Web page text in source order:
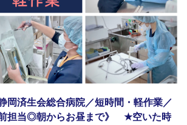
静岡済生会総合病院／短時間・軽作業／
担当◎朝からお昼まで》 ★空いた時